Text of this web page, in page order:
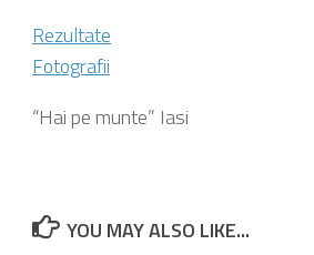
Rezultate
Fotografii
“Hai pe munte” Iasi
YOU MAY ALSO LIKE...